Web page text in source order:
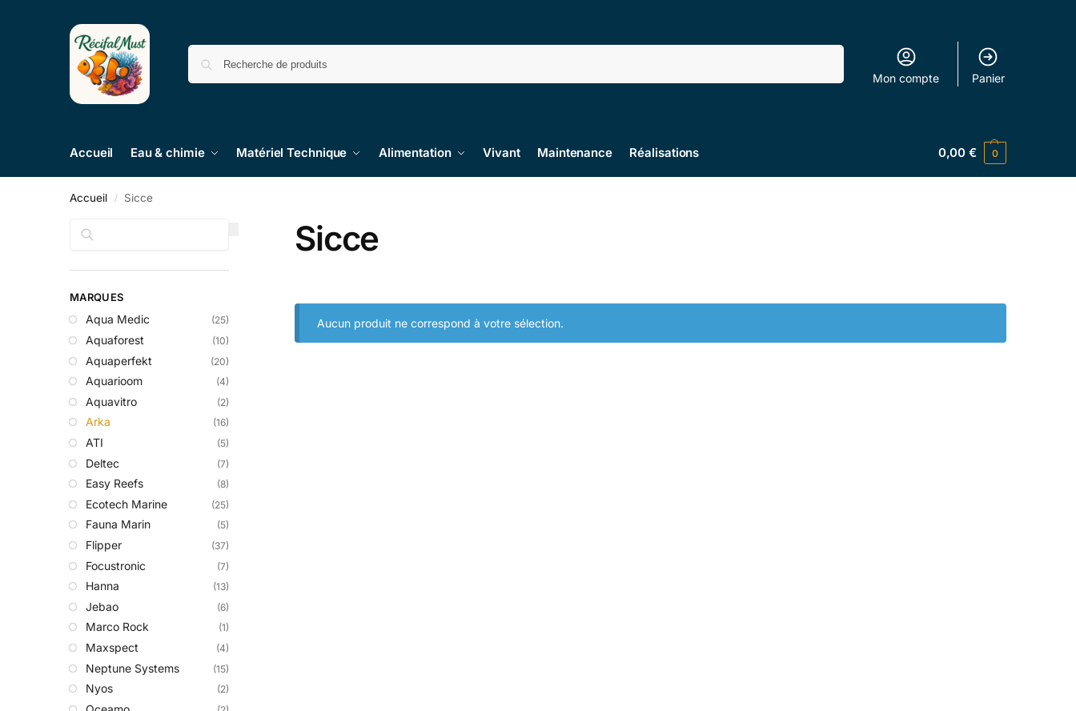
Mon compte Panier
Accueil Eau & chimie Matériel Technique Alimentation Vivant Maintenance Réalisations 0,00€ 0
Accueil / Sicce
Sicce
Aucun produit ne correspond à votre sélection.
MARQUES
Aqua Medic (25)
Aquaforest (10)
Aquaperfekt (20)
Aquarioom (4)
Aquavitro (2)
Arka (16)
ATI (5)
Deltec (7)
Easy Reefs (8)
Ecotech Marine (25)
Fauna Marin (5)
Flipper (37)
Focustronic (7)
Hanna (13)
Jebao (6)
Marco Rock (1)
Maxspect (4)
Neptune Systems (15)
Nyos (2)